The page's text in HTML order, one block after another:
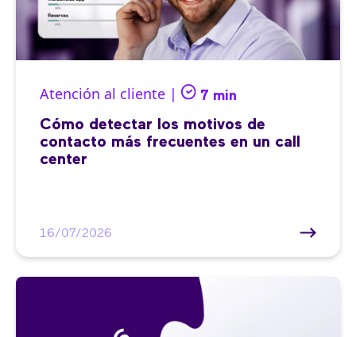
Atención al cliente | 7 min
Cómo detectar los motivos de
contacto más frecuentes en un call
center
16/07/2026